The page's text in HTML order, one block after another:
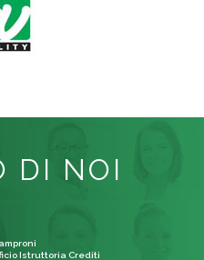
DI NOI
Istruttoria Crediti